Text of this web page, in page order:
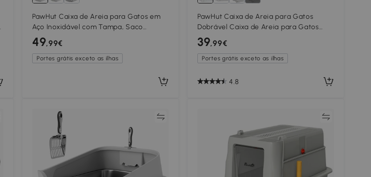
PawHut Caixa de Areia para Gatos em
Aço Inoxidável com Tampa, Saco
Desodorizante e Pá, Fácil de Limpar,
52,4x41,3x39,9 cm, Cinzento Escuro
49,99€
Portes grátis exceto as ilhas
PawHut Caixa de Areia para Gatos
Dobrável Caixa de Areia para Gatos
Fechada com Bandeja Removível e Pá
47,5x35,5x36,7cm Cinza
39,99€
Portes grátis exceto as ilhas
4.8